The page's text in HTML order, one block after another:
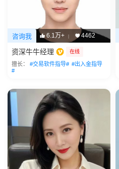
咨询我 6.1万+ | 4462
资深牛牛经理 在线
擅长： #交易软件指导# #出入金指导
#